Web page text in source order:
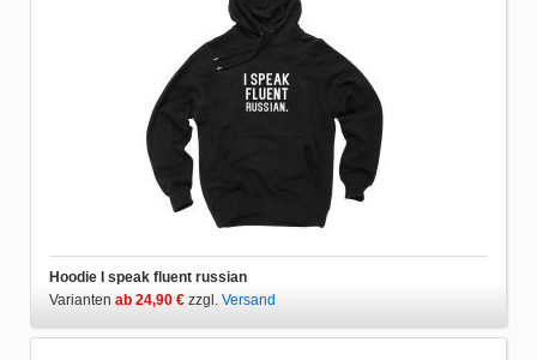
Hoodie I speak fluent russian
Varianten ab 24,90 € zzgl. Versand